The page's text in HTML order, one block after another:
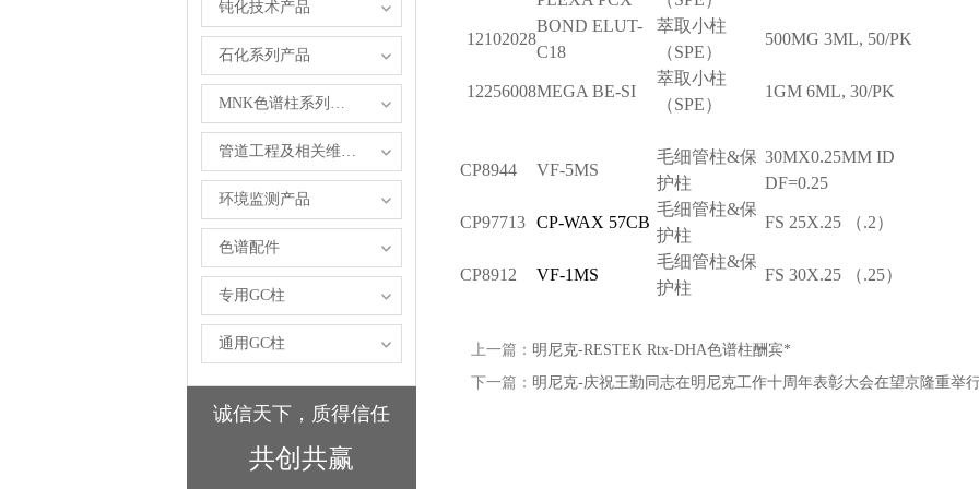
钝化技术产品
石化系列产品
MNK色谱柱系列产品
管道工程及相关维修服务
环境监测产品
色谱配件
专用GC柱
通用GC柱
诚信天下，质得信任
共创共赢
12102028
BOND ELUT-
C18
萃取小柱
（SPE）
500MG 3ML, 50/PK
12256008MEGA BE-SI
萃取小柱
（SPE）
1GM 6ML, 30/PK
CP8944 VF-5MS
毛细管柱&保
护柱
30MX0.25MM ID
DF=0.25
CP97713 CP-WAX 57CB
毛细管柱&保
护柱
FS 25X.25 （.2）
CP8912 VF-1MS
毛细管柱&保
护柱
FS 30X.25 （.25）
上一篇： 明尼克-RESTEK Rtx-DHA色谱柱酬宾*
下一篇： 明尼克-庆祝王勤同志在明尼克工作十周年表彰大会在望京隆重举